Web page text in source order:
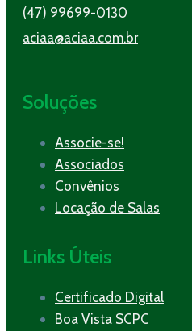
(47) 99699-0130
aciaa@aciaa.com.br
Soluções
Associe-se!
Associados
Convênios
Locação de Salas
Links Úteis
Certificado Digital
Boa Vista SCPC